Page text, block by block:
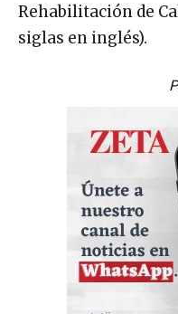
Rehabilitación de
siglas en inglés).